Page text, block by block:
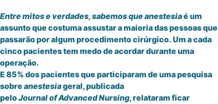
Entre mitos e verdades, sabemos que anestesiaé um
assunto que costuma assustar a maioria das pessoas que
passarão por algum procedimento cirúrgico. Um a cada
cinco pacientes tem medo de acordar durante uma
operação.
E 85% dos pacientes que participaram de uma pesquisa
sobre anestesiageral, publicada
peloJournalofAdvancedNursing, relataram ficar